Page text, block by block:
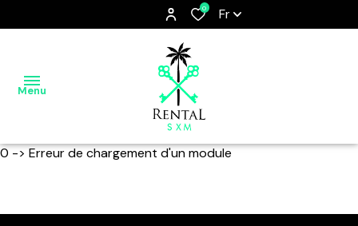
0 Fr
Menu
SAINT
0 -> Erreur de chargement d'un module